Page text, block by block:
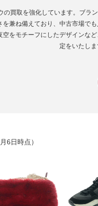
の買取を強化しています。ブラ
を兼ね備えており、中古市場で
をモチーフにしたデザインな
定をいたし
6日時点）